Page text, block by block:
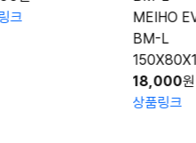
MEIHO EVA BAIT BOX
150X80X120mm